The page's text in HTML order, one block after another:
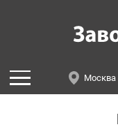
Москва